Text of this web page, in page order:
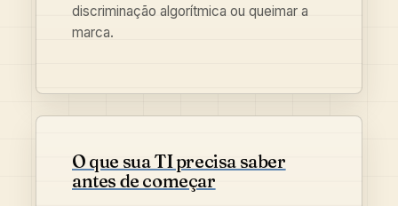
discriminação algorítmica ou queimar a
marca.
O que sua TI precisa saber
antes de começar